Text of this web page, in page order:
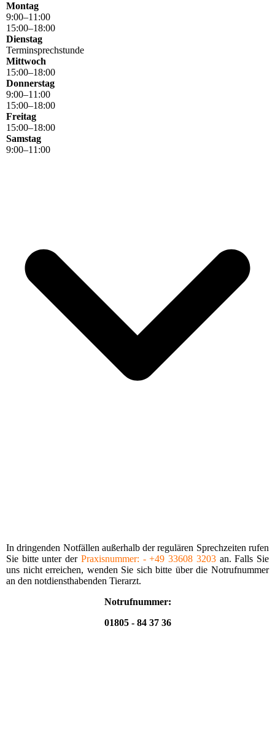
Montag
9:00–11 :00
15:00–18:00
Dienstag
Terminsprechstunde
Mittwoch
15:00–18:00
Donnerstag
9:00–11 :00
15:00–18:00
Freitag
15:00–18:00
Samstag
9:00–11 :00
In dringenden Notfällen außerhalb der regu­lären Sprechzeiten rufen
Sie bitte unter der Praxis­nummer: - +49 33608 3203 an. Falls Sie
uns nicht erreichen, wenden Sie sich bitte über die Notrufnummer
an den notdiensthabenden Tierarzt.
Notrufnummer:
01805 - 84 37 36